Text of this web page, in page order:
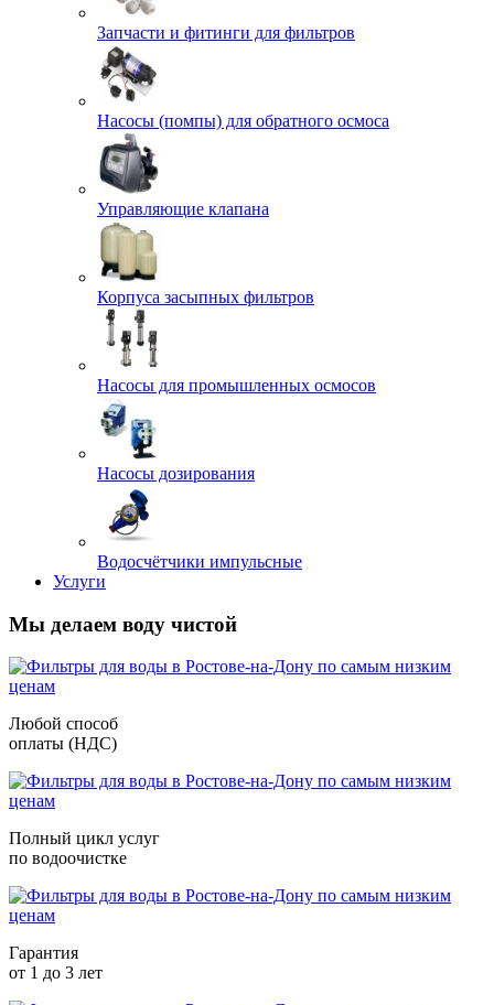
Запчасти и фитинги для фильтров
Насосы (помпы) для обратного осмоса
Управляющие клапана
Корпуса засыпных фильтров
Насосы для промышленных осмосов
Насосы дозирования
Водосчётчики импульсные
Услуги
Мы делаем воду чистой
Любой способ
оплаты (НДС)
Полный цикл услуг
по водоочистке
Гарантия
от 1 до 3 лет